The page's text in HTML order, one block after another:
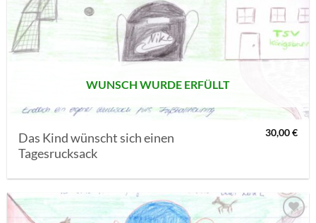
AUF MEINE
MERKLISTE
SETZEN
WUNSCH WURDE ERFÜLLT
Das Kind wünscht sich einen
Tagesrucksack
30,00€